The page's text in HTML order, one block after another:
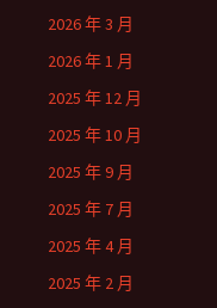
2026 年 3 月
2026 年 1 月
2025 年 12 月
2025 年 10 月
2025 年 9 月
2025 年 7 月
2025 年 4 月
2025 年 2 月